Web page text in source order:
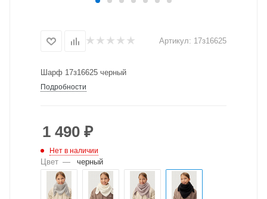
Артикул: 17з16625
Шарф 17з16625 черный
Подробности
1 490 ₽
Нет в наличии
Цвет — черный